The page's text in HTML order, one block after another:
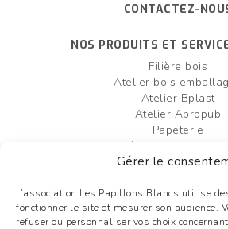
Gérer le
L’association Les Papillons Blancs utilise
fonctionner le site et mesurer son audience.
refuser ou personnaliser vos choix
CONTACTEZ-
NOS PRODUITS ET
Filière bois
Atelier bois
Atelier Bplast
Atelier Apropub
Papeterie
Filière agro-
Atelier bois box
FAIRE UN DON